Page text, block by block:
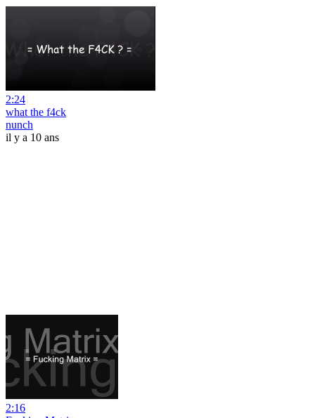
2:24
what the f4ck
nunch
il y a 10 ans
2:16